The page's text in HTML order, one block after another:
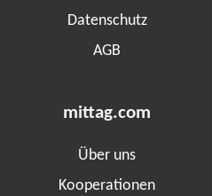
Datenschutz
AGB
mittag.com
Über uns
Kooperationen